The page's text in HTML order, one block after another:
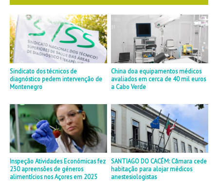
Sindicato dos técnicos de
diagnóstico pedem intervenção de
Montenegro
China doa equipamentos médicos
avaliados em cerca de 40 mil euros
a Cabo Verde
Inspeção Atividades Económicas fez
230 apreensões de géneros
alimentícios nos Açores em 2025
SANTIAGO DO CACÉM: Câmara cede
habitação para alojar médicos
anestesiologistas